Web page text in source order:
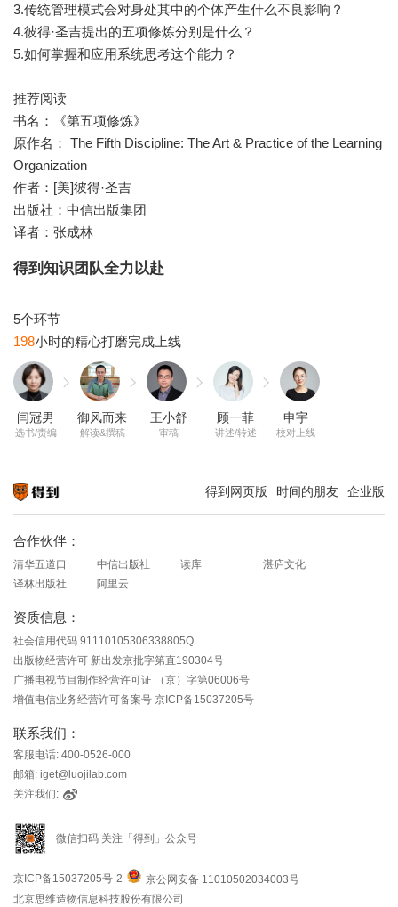
3.传统管理模式会对身处其中的个体产生什么不良影响？
4.彼得·圣吉提出的五项修炼分别是什么？
5.如何掌握和应用系统思考这个能力？
推荐阅读
书名：《第五项修炼》
原作名： The Fifth Discipline: The Art & Practice of the Learning
Organization
作者：[美]彼得·圣吉
出版社：中信出版集团
译者：张成林
得到知识团队全力以赴
198
闫冠男
选书/责编
御风而来
解读&撰稿
王小舒
审稿
顾一菲
讲述/转述
申宇
校对上线
得到网页版 时间的朋友 企业版
合作伙伴：
清华五道口 中信出版社 读库
湛庐文化
译林出版社
阿里云
资质信息：
社会信用代码 91110105306338805Q
出版物经营许可 新出发京批字第直190304号
广播电视节目制作经营许可证 （京）字第06006号
增值电信业务经营许可备案号 京ICP备15037205号
联系我们：
客服电话: 400-0526-000
邮箱: iget@luojilab.com
关注我们:
微信扫码 关注「得到」公众号
京ICP备15037205号-2
京公网安备 11010502034003号
北京思维造物信息科技股份有限公司